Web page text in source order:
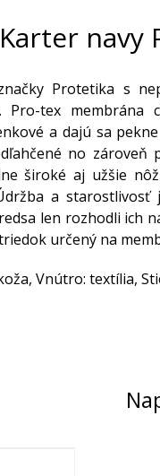
Karter navy
Protetika s
Pro-tex
a dajú sa
no
široké aj užšie
a
len rozhodli ich
určený na
Vnútro: textília,